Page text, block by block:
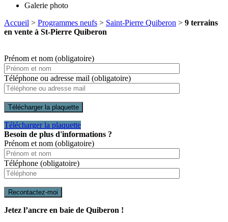
Galerie photo
Accueil > Programmes neufs > Saint-Pierre Quiberon > 9 terrains
en vente à St-Pierre Quiberon
Prénom et nom (obligatoire)
Téléphone ou adresse mail (obligatoire)
Télécharger la plaquette
Télécharger la plaquette
Besoin de plus d'informations ?
Prénom et nom (obligatoire)
Téléphone (obligatoire)
Recontactez-moi
Jetez l’ancre en baie de Quiberon !